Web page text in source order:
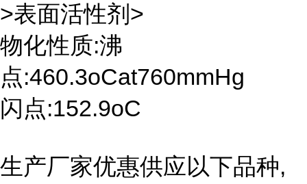
>表面活性剂>
物化性质:沸
点:460.3oCat760mmHg
闪点:152.9oC
生产厂家优惠供应以下品种,